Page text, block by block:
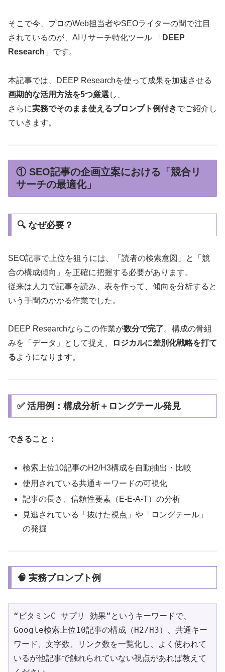
そこで今、プロのWeb担当者やSEOライターの間で注目
されているのが、AIリサーチ特化ツール 「 DEEP
Research 」です。
本記事では、DEEP Researchを使って成果を加速させる
画期的な活用方法を5つ厳選 し、
さらに実務でそのまま使えるプロンプト例付きでご紹介し
ていきます。
① SEO記事の企画立案における「競合リ
サーチの最適化」
🔍 なぜ必要？
SEO記事で上位を狙うには、「読者の検索意図」と「競
合の構成傾向」を正確に把握する必要があります。
従来は人力で記事を読み、表を作って、傾向を分析すると
いう手間のかかる作業でした。
DEEP Researchならこの作業が数分で完了。構成の骨組
みを「データ」として捉え、
ロジカルに差別化戦略を打て
るようになります。
✅ 活用例：構成分析＋ロングテール発見
できること：
検索上位10記事のH2/H3構成を自動抽出・比較
使用されている共通キーワードの可視化
記事の長さ、信頼性要素（E-E-A-T）の分析
見逃されている「抜けた視点」や「ロングテール」
の発掘
🧠 実務プロンプト例
“ビタミンC サプリ 効果”というキーワードで、
Google検索上位10記事の構成（H2/H3）、共通キー
ワード、文字数、リンク数を一覧化し、よく使われて
いるが他記事で触れられていない視点があれば教えて